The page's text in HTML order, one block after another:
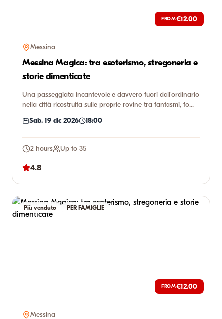
FROM€12.00
Messina
Messina Magica: tra esoterismo, stregoneria e
storie dimenticate
Una passeggiata incantevole e davvero fuori dall'ordinario
nella città ricostruita sulle proprie rovine tra fantasmi, fo...
Sab. 19 dic 2026
18:00
2 hours Up to 35
4.8
Più venduto PER FAMIGLIE
FROM€12.00
Messina